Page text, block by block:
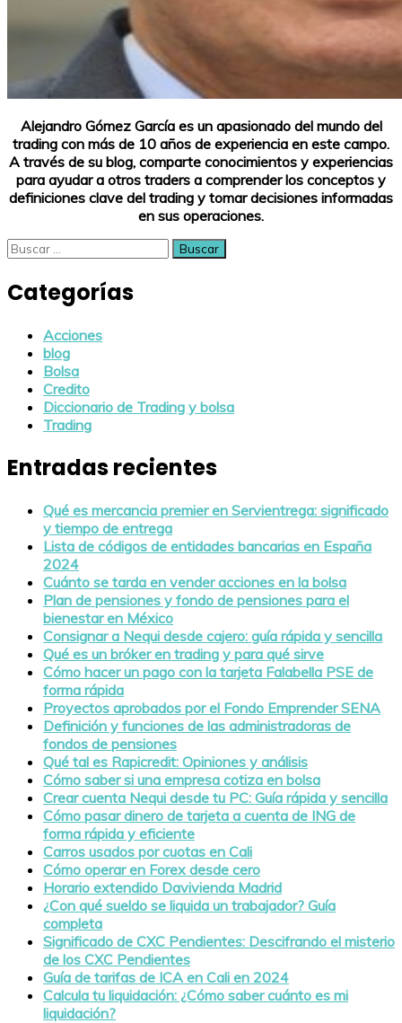
Alejandro Gómez García es un apasionado del mundo del
trading con más de 10 años de experiencia en este campo.
A través de su blog, comparte conocimientos y experiencias
para ayudar a otros traders a comprender los conceptos y
definiciones clave del trading y tomar decisiones informadas
en sus operaciones.
Buscar:
Categorías
Acciones
blog
Bolsa
Credito
Diccionario de Trading y bolsa
Trading
Entradas recientes
Qué es mercancia premier en Servientrega: significado
y tiempo de entrega
Lista de códigos de entidades bancarias en España
2024
Cuánto se tarda en vender acciones en la bolsa
Plan de pensiones y fondo de pensiones para el
bienestar en México
Consignar a Nequi desde cajero: guía rápida y sencilla
Qué es un bróker en trading y para qué sirve
Cómo hacer un pago con la tarjeta Falabella PSE de
forma rápida
Proyectos aprobados por el Fondo Emprender SENA
Definición y funciones de las administradoras de
fondos de pensiones
Qué tal es Rapicredit: Opiniones y análisis
Cómo saber si una empresa cotiza en bolsa
Crear cuenta Nequi desde tu PC: Guía rápida y sencilla
Cómo pasar dinero de tarjeta a cuenta de ING de
forma rápida y eficiente
Carros usados por cuotas en Cali
Cómo operar en Forex desde cero
Horario extendido Davivienda Madrid
¿Con qué sueldo se liquida un trabajador? Guía
completa
Significado de CXC Pendientes: Descifrando el misterio
de los CXC Pendientes
Guía de tarifas de ICA en Cali en 2024
Calcula tu liquidación: ¿Cómo saber cuánto es mi
liquidación?